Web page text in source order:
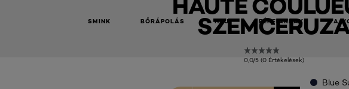
SMINK BŐRÁPOLÁS HAJ FÉRFIAKNAK A
0,0/5 (0 Értékelések)
ColorBlue